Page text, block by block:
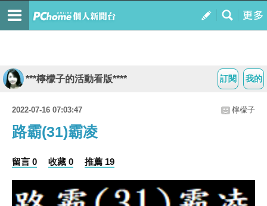
我的
訂閱
***檸檬子的活動看版****
2022-07-16 07:03:47 檸檬子
路霸(31)霸凌
留言 0 收藏 0 推薦 19